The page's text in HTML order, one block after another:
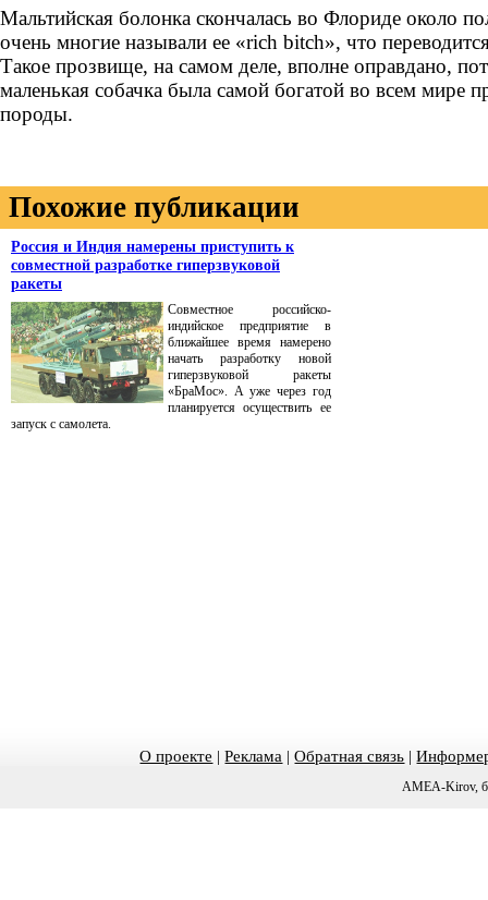
Мальтийская болонка скончалась во Флориде около
очень многие называли ее «rich bitch», что
Такое прозвище, на самом деле, вполне оправдано,
маленькая собачка была самой богатой во всем мире
породы.
Похожие публикации
Россия и Индия намерены приступить к
совместной разработке гиперзвуковой
ракеты
Совместное российско-
индийское предприятие в
ближайшее время намерено
начать разработку новой
гиперзвуковой ракеты
«БраМос». А уже через год
планируется осуществить ее
запуск с самолета.
О проекте |Реклама |Обратная связь |
AMEA-Kirov,